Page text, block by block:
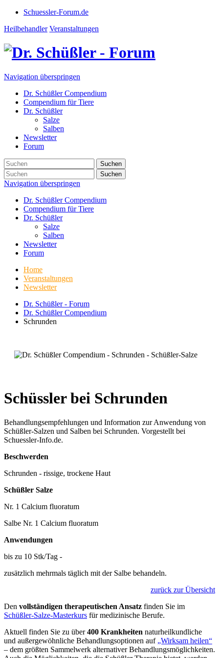
Schuessler-Forum.de
Heilbehandler Veranstaltungen
Navigation überspringen
Dr. Schüßler Compendium
Compendium für Tiere
Dr. Schüßler
Salze
Salben
Newsletter
Forum
Suchen
Suchen
Navigation überspringen
Dr. Schüßler Compendium
Compendium für Tiere
Dr. Schüßler
Salze
Salben
Newsletter
Forum
Home
Veranstaltungen
Newsletter
Dr. Schüßler - Forum
Dr. Schüßler Compendium
Schrunden
Schüssler bei Schrunden
Behandlungsempfehlungen und Information zur Anwendung von
Schüßler-Salzen und Salben bei Schrunden. Vorgestellt bei
Schuessler-Info.de.
Beschwerden
Schrunden - rissige, trockene Haut
Schüßler Salze
Nr. 1 Calcium fluoratum
Salbe Nr. 1 Calcium fluoratum
Anwendungen
bis zu 10 Stk/Tag -
zusätzlich mehrmals täglich mit der Salbe behandeln.
zurück zur Übersicht
Den vollständigen therapeutischen Ansatz finden Sie im
Schüßler-Salze-Masterkurs für medizinische Berufe.
Aktuell finden Sie zu über400 Krankheiten naturheilkundliche
und außergewöhnliche Behandlungsoptionen auf „Wirksam heilen“
– dem größten Sammelwerk alternativer Behandlungsmöglichkeiten.